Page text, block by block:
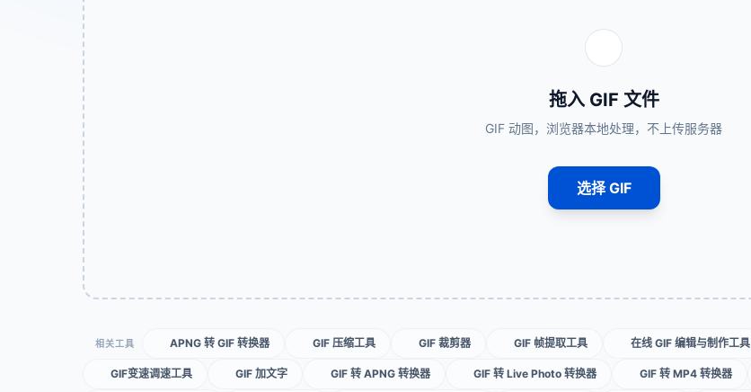
拖入 GIF 文件
GIF 动图，浏览器本地处理，不上传服务器
选择 GIF
相关工具 APNG 转 GIF 转换器 GIF 压缩工具 GIF 裁剪器 GIF 帧提取工具 在线 GIF 编辑与制作工具
GIF变速调速工具 GIF 加文字 GIF 转 APNG 转换器 GIF 转 Live Photo 转换器 GIF 转 MP4 转换器